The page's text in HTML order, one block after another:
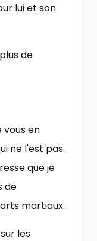
lui et son
de
vous en
ne l'est pas.
que je
de
martiaux.
les